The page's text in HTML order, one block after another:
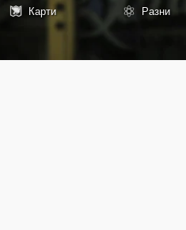
Карти
Разни